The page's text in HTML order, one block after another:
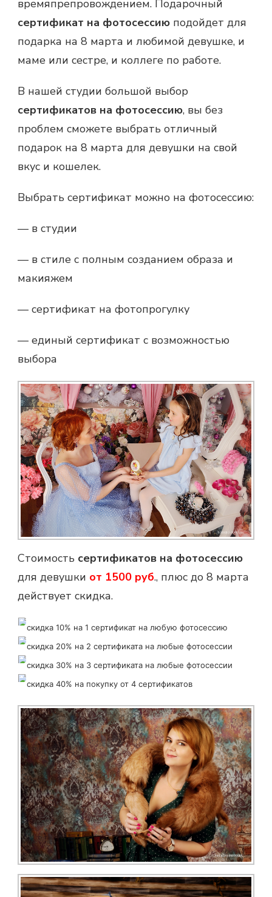
времяпрепровождением. Подарочный
сертификат на фотосессию подойдет для
подарка на 8 марта и любимой девушке, и
маме или сестре, и коллеге по работе.
В нашей студии большой выбор
сертификатов на фотосессию, вы без
проблем сможете выбрать отличный
подарок на 8 марта для девушки на свой
вкус и кошелек.
Выбрать сертификат можно на фотосессию:
— в студии
— в стиле с полным созданием образа и
макияжем
— сертификат на фотопрогулку
— единый сертификат с возможностью
выбора
Стоимость сертификатов на фотосессию
для девушки от 1500 руб., плюс до 8 марта
действует скидка.
скидка 10% на 1 сертификат на любую фотосессию
скидка 20% на 2 сертификата на любые фотосессии
скидка 30% на 3 сертификата на любые фотосессии
скидка 40% на покупку от 4 сертификатов